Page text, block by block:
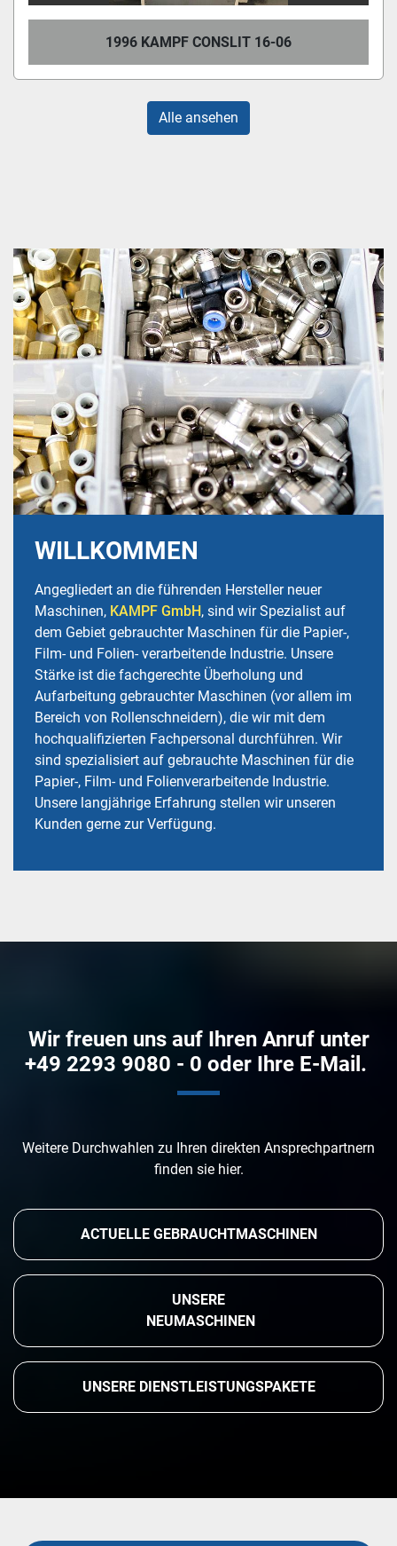
1996 KAMPF CONSLIT 16-06
Alle ansehen
WILLKOMMEN
Angegliedert an die führenden Hersteller neuer
Maschinen, KAMPF GmbH, sind wir Spezialist auf
dem Gebiet gebrauchter Maschinen für die Papier-,
Film- und Folien- verarbeitende Industrie. Unsere
Stärke ist die fachgerechte Überholung und
Aufarbeitung gebrauchter Maschinen (vor allem im
Bereich von Rollenschneidern), die wir mit dem
hochqualifizierten Fachpersonal durchführen. Wir
sind spezialisiert auf gebrauchte Maschinen für die
Papier-, Film- und Folienverarbeitende Industrie.
Unsere langjährige Erfahrung stellen wir unseren
Kunden gerne zur Verfügung.
Wir freuen uns auf Ihren Anruf unter
+49 2293 9080 - 0 oder Ihre E-Mail.
Weitere Durchwahlen zu Ihren direkten Ansprechpartnern
finden sie hier.
ACTUELLE GEBRAUCHTMASCHINEN
UNSERE
NEUMASCHINEN
UNSERE DIENSTLEISTUNGSPAKETE